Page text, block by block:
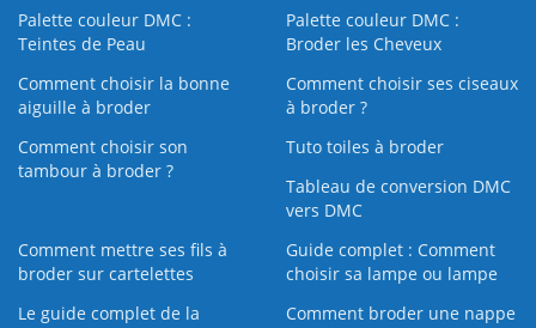
Palette couleur DMC :
Teintes de Peau
Palette couleur DMC :
Broder les Cheveux
Comment choisir la bonne
aiguille à broder
Comment choisir ses ciseaux
à broder ?
Comment choisir son
tambour à broder ?
Tuto toiles à broder
Tableau de conversion DMC
vers DMC
Comment mettre ses fils à
broder sur cartelettes
Guide complet : Comment
choisir sa lampe ou lampe
Le guide complet de la
Comment broder une nappe